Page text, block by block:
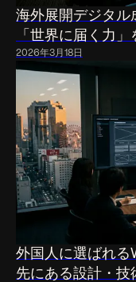
海外展開デジタ
「世界に届く力
2026年3月18日
外国人に選ばれ
先にある設計・技